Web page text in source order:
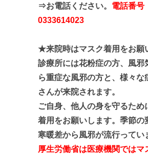
⇒お電話ください。 電話番号
0333614023
★来院時はマスク着用をお願
診療所には花粉症の方、風邪
ら重症な風邪の方と、 様々な
さんが来院されます。
ご自身、他人の身を守るため
着用をお願いします。季節の
寒暖差から風邪が流行ってい
厚生労働省は医療機関ではマ